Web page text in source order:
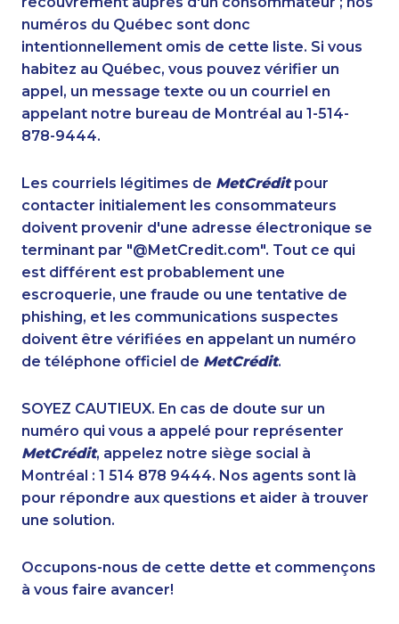
1-902-482-9145
1-587-319-2131
1-437-900-0390
1-780-421-5100
1-437-900-0338
1-647-715-6067
1-780-420-2377
888-499-8196
1-778-401-2180
1-438-230-1356
1-587-319-2145
1-780-423-5702
1-506-300-4130
1-780-423-5704
1-587-328-6589
1-289-777-9450
1-778-589-5285
1-587-319-2160
1-514-788-7629
1-780-423-2231
1-437-900-0392
1-778-760-1296
1-514-798-8826
1-587-328-6554
1-437-900-0373
1-902-482-1883
1-438-230-2009
1-587-489-1492
1-587-318-0147
1-778-589-7226
1-780-936-8226
1-587-328-6587
1-778-401-7136
1-647-693-9169
1-587-543-0626
1-877-677-8067
1-780-420-2375
numéros du Québec sont donc
intentionnellement omis de cette liste. Si vous
habitez au Québec, vous pouvez vérifier un
appel, un message texte ou un courriel en
appelant notre bureau de Montréal au 1-514-
878-9444.
Les courriels légitimes de MetCréditpour
contacter initialement les consommateurs
doivent provenir d'une adresse électronique se
terminant par "@MetCredit.com". Tout ce qui
est différent est probablement une
escroquerie, une fraude ou une tentative de
phishing, et les communications suspectes
doivent être vérifiées en appelant un numéro
de téléphone officiel de MetCrédit.
SOYEZ CAUTIEUX. En cas de doute sur un
numéro qui vous a appelé pour représenter
MetCrédit, appelez notre siège social à
Montréal : 1 514 878 9444. Nos agents sont là
pour répondre aux questions et aider à trouver
une solution.
Occupons-nous de cette dette et commençons
à vous faire avancer!